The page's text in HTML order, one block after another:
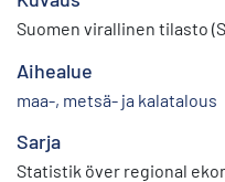
Suomen virallinen tilasto
Aihealue
maa-, metsä- ja kalatalous
Sarja
Statistik över regional